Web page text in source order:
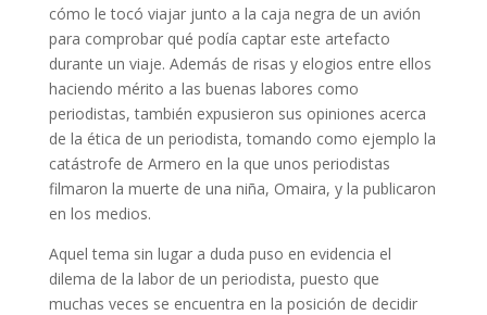
cómo le tocó viajar junto a la caja negra de un avión
para comprobar qué podía captar este artefacto
durante un viaje. Además de risas y elogios entre ellos
haciendo mérito a las buenas labores como
periodistas, también expusieron sus opiniones acerca
de la ética de un periodista, tomando como ejemplo la
catástrofe de Armero en la que unos periodistas
filmaron la muerte de una niña, Omaira, y la publicaron
en los medios.
Aquel tema sin lugar a duda puso en evidencia el
dilema de la labor de un periodista, puesto que
muchas veces se encuentra en la posición de decidir